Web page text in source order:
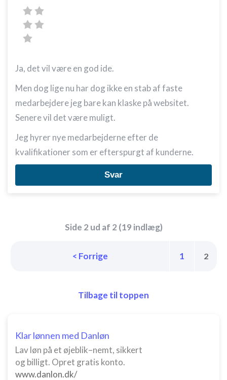
Ja, det vil være en god ide.
Men dog lige nu har dog ikke en stab af faste
medarbejdere jeg bare kan klaske på websitet.
Senere vil det være muligt.
Jeg hyrer nye medarbejderne efter de
kvalifikationer som er efterspurgt af kunderne.
Svar
Side 2 ud af 2 (19 indlæg)
< Forrige 1 2
Tilbage til toppen
Klar lønnen med Danløn
Lav løn på et øjeblik–nemt, sikkert
og billigt. Opret gratis konto.
www.danlon.dk/